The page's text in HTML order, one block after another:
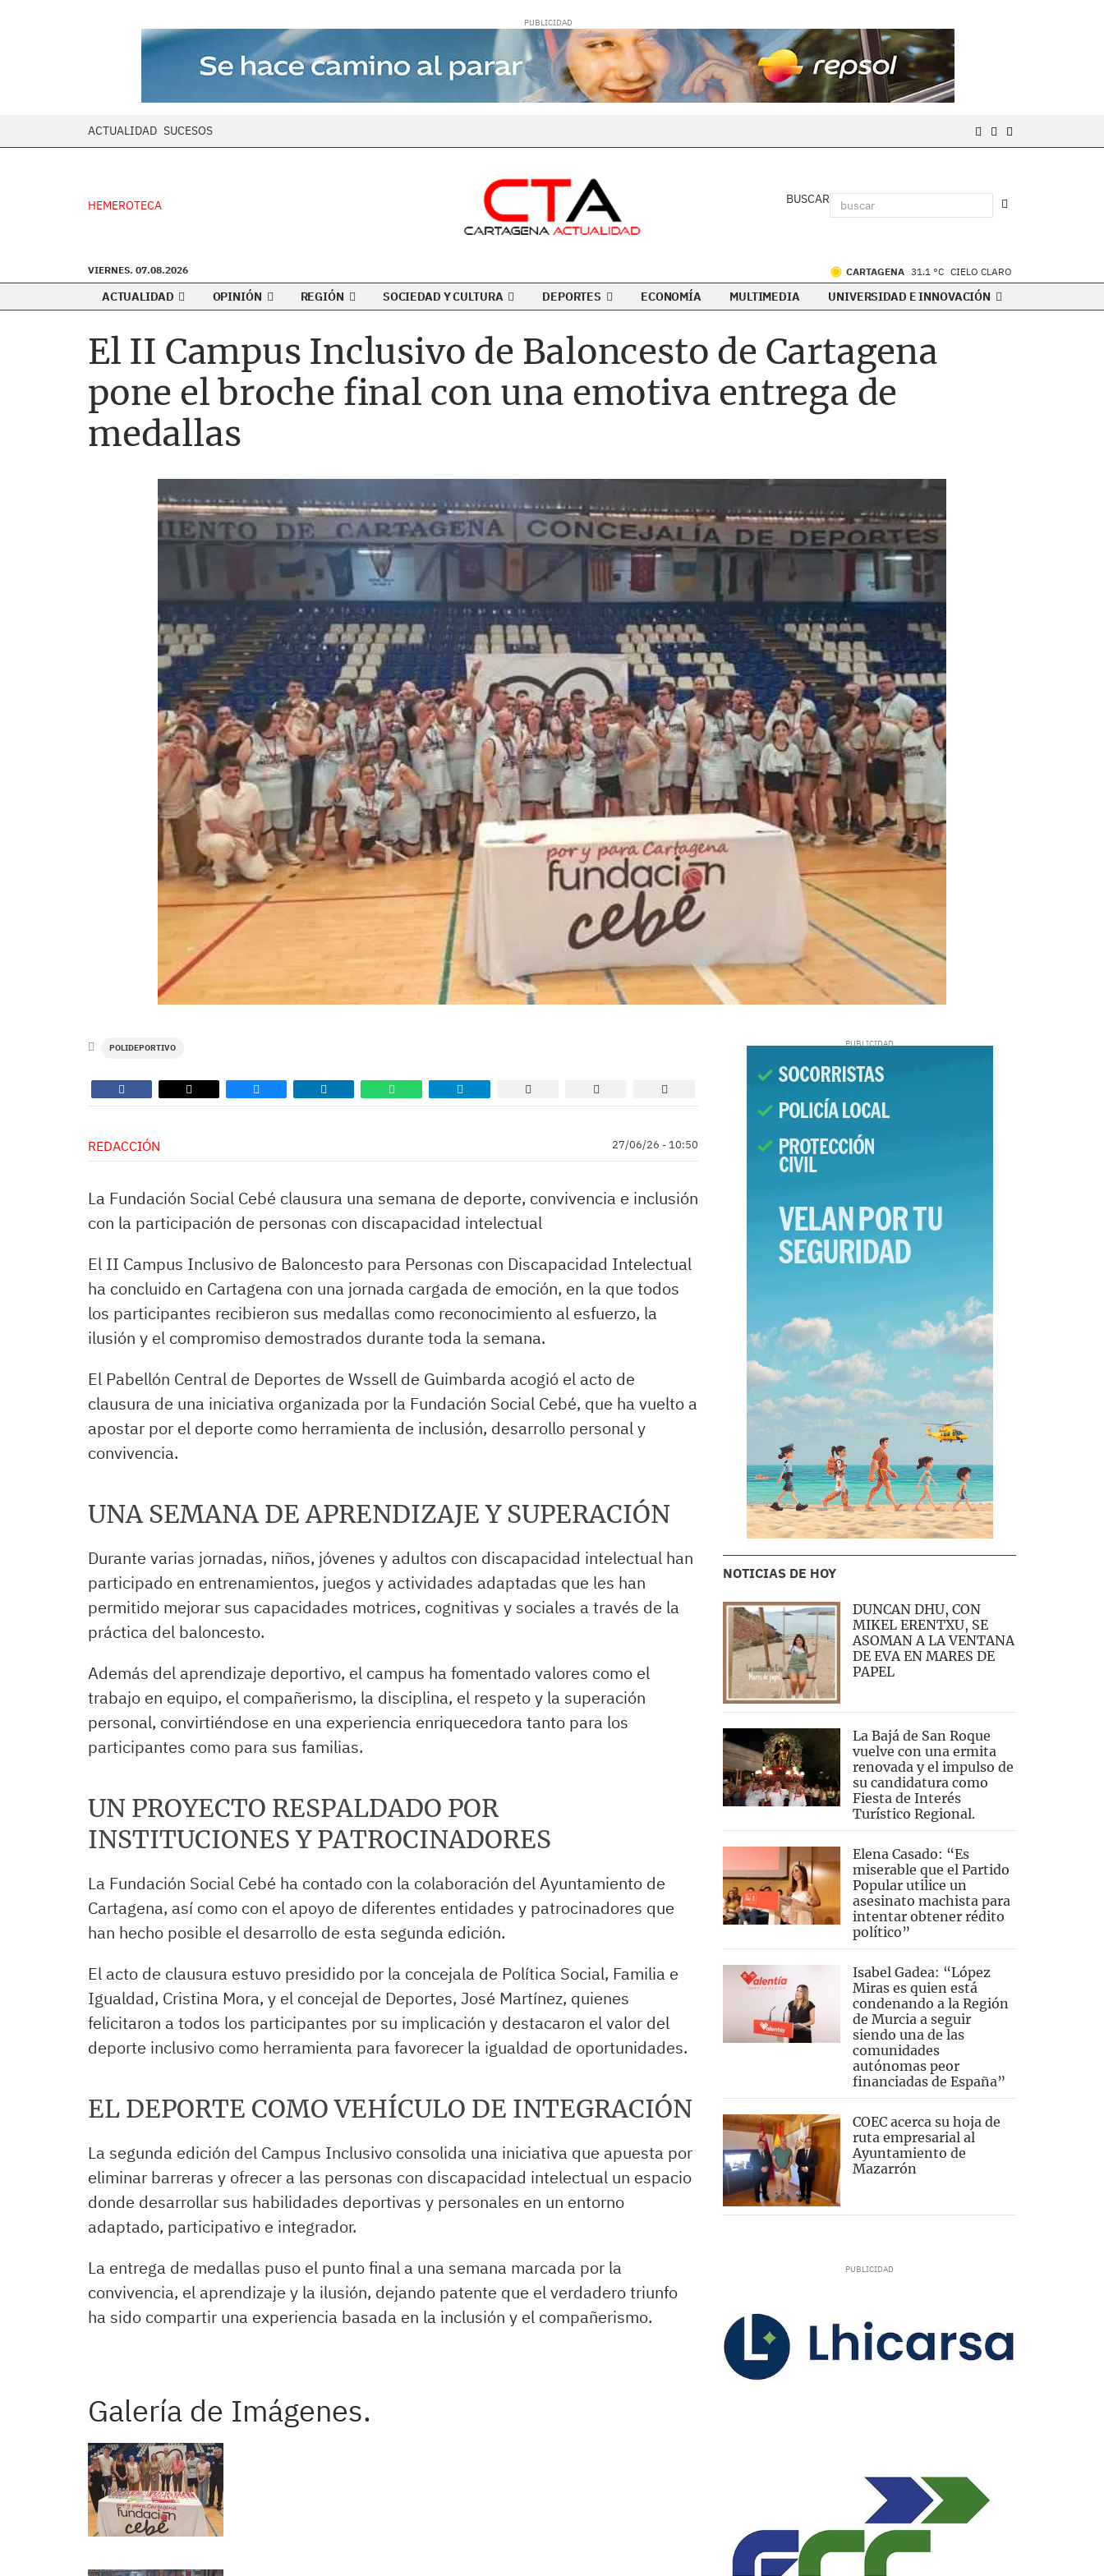
ACTUALIDAD SUCESOS
HEMEROTECA BUSCAR
VIERNES. 07.08.2026 CARTAGENA 31.1 °C CIELO CLARO
ACTUALIDAD OPINIÓN REGIÓN SOCIEDAD Y CULTURA DEPORTES ECONOMÍA MULTIMEDIA UNIVERSIDAD E INNOVACIÓN
El II Campus Inclusivo de Baloncesto de Cartagena
pone el broche final con una emotiva entrega de
medallas
POLIDEPORTIVO
REDACCIÓN 27/06/26 - 10:50
La Fundación Social Cebé clausura una semana de deporte, convivencia e inclusión
con la participación de personas con discapacidad intelectual
El II Campus Inclusivo de Baloncesto para Personas con Discapacidad Intelectual
ha concluido en Cartagena con una jornada cargada de emoción, en la que todos
los participantes recibieron sus medallas como reconocimiento al esfuerzo, la
ilusión y el compromiso demostrados durante toda la semana.
El Pabellón Central de Deportes de Wssell de Guimbarda acogió el acto de
clausura de una iniciativa organizada por la Fundación Social Cebé, que ha vuelto a
apostar por el deporte como herramienta de inclusión, desarrollo personal y
convivencia.
UNA SEMANA DE APRENDIZAJE Y SUPERACIÓN
Durante varias jornadas, niños, jóvenes y adultos con discapacidad intelectual han
participado en entrenamientos, juegos y actividades adaptadas que les han
permitido mejorar sus capacidades motrices, cognitivas y sociales a través de la
práctica del baloncesto.
Además del aprendizaje deportivo, el campus ha fomentado valores como el
trabajo en equipo, el compañerismo, la disciplina, el respeto y la superación
personal, convirtiéndose en una experiencia enriquecedora tanto para los
participantes como para sus familias.
UN PROYECTO RESPALDADO POR
INSTITUCIONES Y PATROCINADORES
La Fundación Social Cebé ha contado con la colaboración del Ayuntamiento de
Cartagena, así como con el apoyo de diferentes entidades y patrocinadores que
han hecho posible el desarrollo de esta segunda edición.
El acto de clausura estuvo presidido por la concejala de Política Social, Familia e
Igualdad, Cristina Mora, y el concejal de Deportes, José Martínez, quienes
felicitaron a todos los participantes por su implicación y destacaron el valor del
deporte inclusivo como herramienta para favorecer la igualdad de oportunidades.
EL DEPORTE COMO VEHÍCULO DE INTEGRACIÓN
La segunda edición del Campus Inclusivo consolida una iniciativa que apuesta por
eliminar barreras y ofrecer a las personas con discapacidad intelectual un espacio
donde desarrollar sus habilidades deportivas y personales en un entorno
adaptado, participativo e integrador.
La entrega de medallas puso el punto final a una semana marcada por la
convivencia, el aprendizaje y la ilusión, dejando patente que el verdadero triunfo
ha sido compartir una experiencia basada en la inclusión y el compañerismo.
Galería de Imágenes.
NOTICIAS DE HOY
DUNCAN DHU, CON
MIKEL ERENTXU, SE
ASOMAN A LA VENTANA
DE EVA EN MARES DE
PAPEL
La Bajá de San Roque
vuelve con una ermita
renovada y el impulso de
su candidatura como
Fiesta de Interés
Turístico Regional.
Elena Casado: “Es
miserable que el Partido
Popular utilice un
asesinato machista para
intentar obtener rédito
político”
Isabel Gadea: “López
Miras es quien está
condenando a la Región
de Murcia a seguir
siendo una de las
comunidades
autónomas peor
financiadas de España”
COEC acerca su hoja de
ruta empresarial al
Ayuntamiento de
Mazarrón